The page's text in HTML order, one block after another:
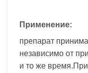
Применение:
препарат
независимо от
и то же